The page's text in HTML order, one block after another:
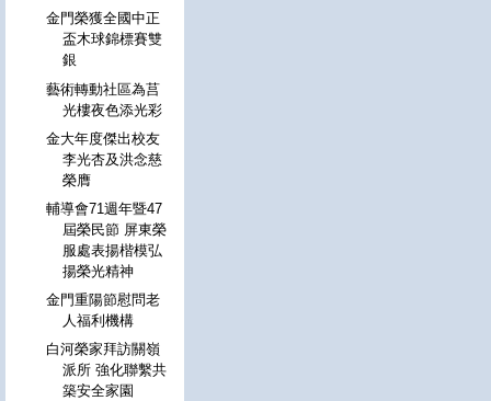
金門榮獲全國中正
盃木球錦標賽雙
銀
藝術轉動社區為莒
光樓夜色添光彩
金大年度傑出校友
李光杏及洪念慈
榮膺
輔導會71週年暨47
屆榮民節 屏東榮
服處表揚楷模弘
揚榮光精神
金門重陽節慰問老
人福利機構
白河榮家拜訪關嶺
派所 強化聯繫共
築安全家園